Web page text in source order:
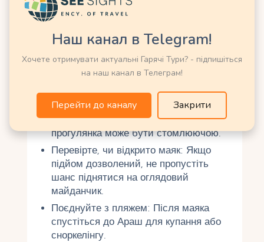
Щоб ваш візит до Маяка Каліфорнія пройшов
Приїжджайте на захід сонця: Це
найкращий час для відвідування.
Візьміть плед і перекушування, щоб
насолодитися моментом.
Уникайте полуденної спеки: З 12:00
до 15:00 сонце занадто сильне, і
прогулянка може бути стомлюючою.
Перевірте, чи відкрито маяк: Якщо
підйом дозволений, не пропустіть
шанс піднятися на оглядовий
майданчик.
Поєднуйте з пляжем: Після маяка
спустіться до Араш для купання або
сноркелінгу.
Наш канал в Telegram!
Хочете отримувати актуальні Гарячі Тури? - підпишіться
на наш канал в Телеграм!
Перейти до каналу Закрити